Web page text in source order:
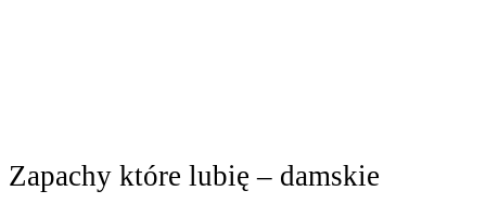
Zapachy które lubię – damskie